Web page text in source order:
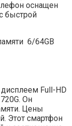
оснащен
быстрой
6/64GB
Full-HD
Он
Цены
Этот смартфон